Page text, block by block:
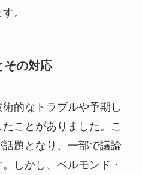
。
その対応
的なトラブルや予期し
ことがありました。こ
題となり、一部で議論
しかし、ベルモンド・